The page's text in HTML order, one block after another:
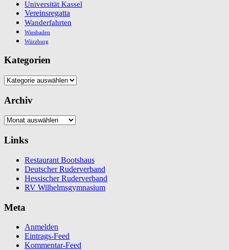
Universität Kassel
Vereinsregatta
Wanderfahrten
Wiesbaden
Würzburg
Kategorien
Kategorien
Archiv
Archiv
Links
Restaurant Bootshaus
Deutscher Ruderverband
Hessischer Ruderverband
RV Wilhelmsgymnasium
Meta
Anmelden
Eintrags-Feed
Kommentar-Feed